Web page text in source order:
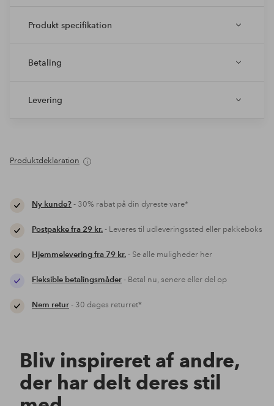
Produkt specifikation
Betaling
Levering
Produktdeklaration
Ny kunde?- 30% rabat på din dyreste vare*
Postpakke fra 29 kr.- Leveres til udleveringssted eller pakkeboks
Hjemmelevering fra 79 kr.- Se alle muligheder her
Fleksible betalingsmåder- Betal nu, senere eller del op
Nem retur- 30 dages returret*
Bliv inspireret af andre,
der har delt deres stil